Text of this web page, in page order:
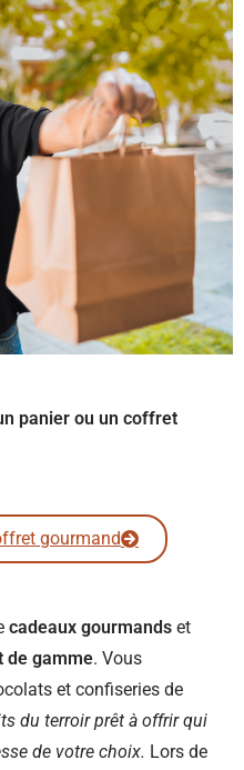
panier ou un coffret
gourmand
cadeaux gourmands et
de gamme. Vous
et confiseries de
du terroir prêt à offrir qui
de votre choix. Lors de